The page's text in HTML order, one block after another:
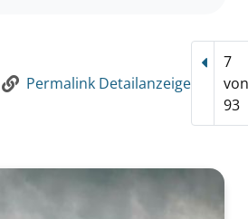
Permalink Detailanzeige
7
93